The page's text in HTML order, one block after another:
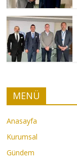
MENÜ
Anasayfa
Kurumsal
Gündem